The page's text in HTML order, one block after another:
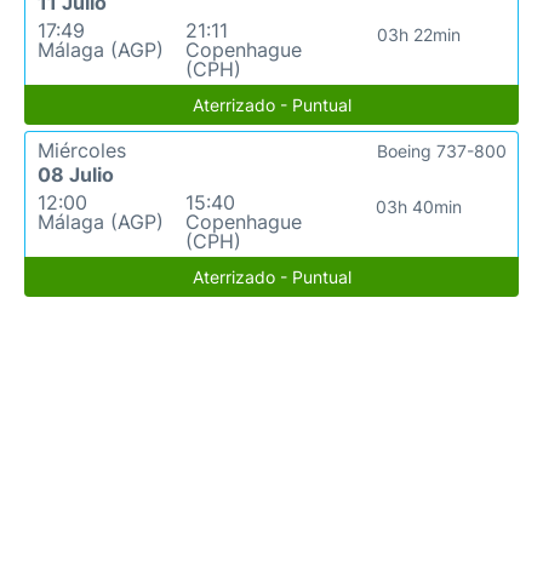
17:49
Málaga (AGP)
21:11
Copenhague
(CPH)
03h 22min
Aterrizado - Puntual
Miércoles
08 Julio
12:00
Málaga (AGP)
15:40
Copenhague
(CPH)
03h 40min
Boeing 737-800
Aterrizado - Puntual